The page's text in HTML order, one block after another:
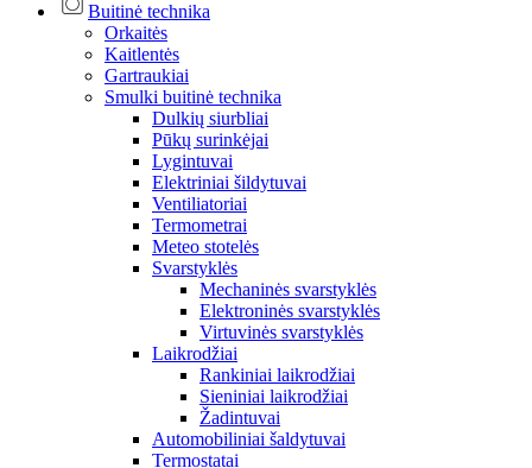
Buitinė technika
Orkaitės
Kaitlentės
Gartraukiai
Smulki buitinė technika
Dulkių siurbliai
Pūkų surinkėjai
Lygintuvai
Elektriniai šildytuvai
Ventiliatoriai
Termometrai
Meteo stotelės
Svarstyklės
Mechaninės svarstyklės
Elektroninės svarstyklės
Virtuvinės svarstyklės
Laikrodžiai
Rankiniai laikrodžiai
Sieniniai laikrodžiai
Žadintuvai
Automobiliniai šaldytuvai
Termostatai